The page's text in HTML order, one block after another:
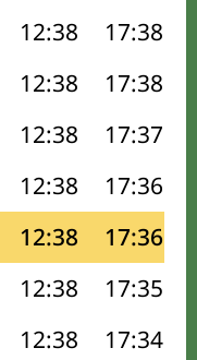
12:38 17:38
12:38 17:38
12:38 17:37
12:38 17:36
12:38 17:36
12:38 17:35
12:38 17:34